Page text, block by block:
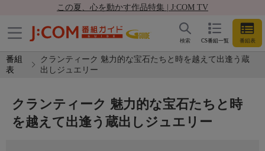
この夏、心を動かす作品特集 | J:COM TV
CS番組一覧 番組表
検索
番組
表
クランティーク 魅力的な宝石たちと時を越えて出逢う蔵
出しジュエリー
クランティーク 魅力的な宝石たちと時
を越えて出逢う蔵出しジュエリー